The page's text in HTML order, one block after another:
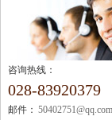
咨询热线：
028-83920379
邮件： 50402751@qq.com